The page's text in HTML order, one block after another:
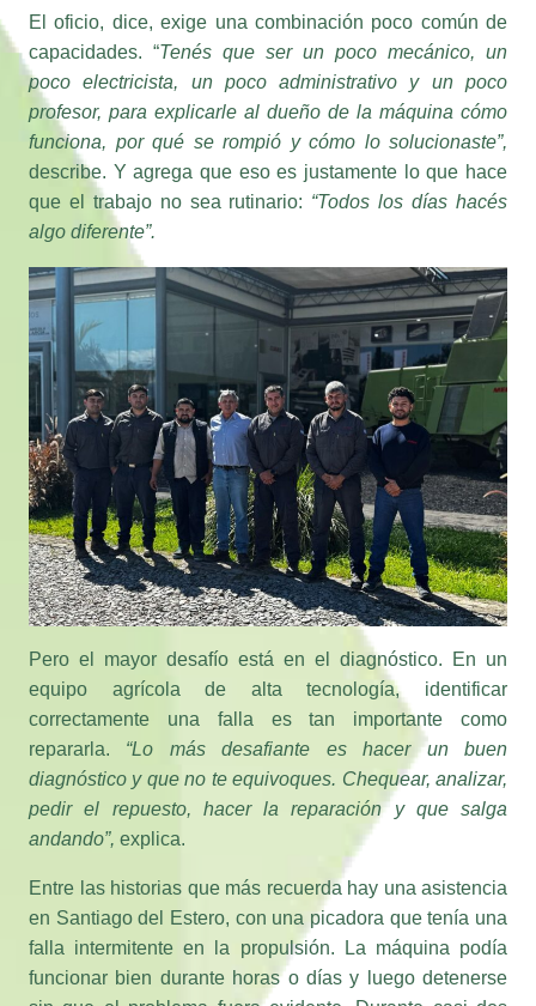
capacidades. “
Tenés que ser un poco mecánico, un
poco electricista, un poco administrativo y un poco
profesor, para explicarle al dueño de la máquina cómo
funciona, por qué se rompió y cómo lo solucionaste”,
describe. Y agrega que eso es justamente lo que hace
que el trabajo no sea rutinario: “Todos los días hacés
algo diferente”.
Pero el mayor desafío está en el diagnóstico. En un
equipo agrícola de alta tecnología, identificar
correctamente una falla es tan importante como
repararla.“Lo más desafiante es hacer un buen
diagnóstico y que no te equivoques. Chequear, analizar,
pedir el repuesto, hacer la reparación y que salga
andando”,explica.
Entre las historias que más recuerda hay una asistencia
en Santiago del Estero, con una picadora que tenía una
falla intermitente en la propulsión. La máquina podía
funcionar bien durante horas o días y luego detenerse
sin que el problema fuera evidente. Durante casi dos
semanas revisaron componentes hidráulicos, eléctricos,